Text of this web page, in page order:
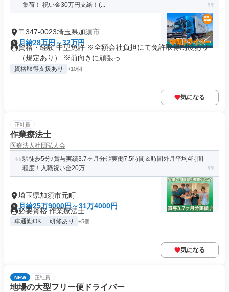
集荷！ 祝い金30万円支給！(...
〒347-0023埼玉県加須市
月給28万円～32万円
資格・経験 中型免許 ※全額会社負担にて免許取得制度あり
（規定あり） ※前向きに頑張っ...
資格取得支援あり +10個
気になる
正社員
作業療法士
医療法人社団弘人会
駅徒歩5分♪賞与実績3.7ヶ月分◎実働7.5時間＆時間外月平均4時間
程度！入職祝い金20万...
埼玉県加須市元町
月給25万9000円～31万4000円
必要資格 作業療法士
車通勤OK 研修あり +5個
気になる
NEW 正社員
地場の大型フリー便ドライバー